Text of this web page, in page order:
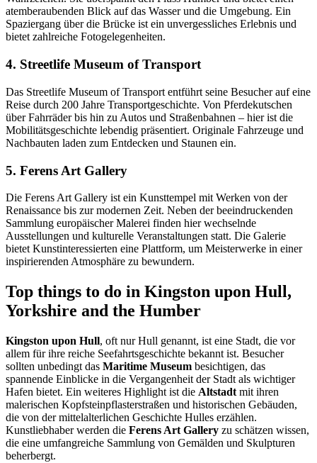
atemberaubenden Blick auf das Wasser und die Umgebung. Ein
Spaziergang über die Brücke ist ein unvergessliches Erlebnis und
bietet zahlreiche Fotogelegenheiten.
4. Streetlife Museum of Transport
Das Streetlife Museum of Transport entführt seine Besucher auf eine
Reise durch 200 Jahre Transportgeschichte. Von Pferdekutschen
über Fahrräder bis hin zu Autos und Straßenbahnen – hier ist die
Mobilitätsgeschichte lebendig präsentiert. Originale Fahrzeuge und
Nachbauten laden zum Entdecken und Staunen ein.
5. Ferens Art Gallery
Die Ferens Art Gallery ist ein Kunsttempel mit Werken von der
Renaissance bis zur modernen Zeit. Neben der beeindruckenden
Sammlung europäischer Malerei finden hier wechselnde
Ausstellungen und kulturelle Veranstaltungen statt. Die Galerie
bietet Kunstinteressierten eine Plattform, um Meisterwerke in einer
inspirierenden Atmosphäre zu bewundern.
Top things to do in Kingston upon Hull,
Yorkshire and the Humber
Kingston upon Hull, oft nur Hull genannt, ist eine Stadt, die vor
allem für ihre reiche Seefahrtsgeschichte bekannt ist. Besucher
sollten unbedingt das Maritime Museum besichtigen, das
spannende Einblicke in die Vergangenheit der Stadt als wichtiger
Hafen bietet. Ein weiteres Highlight ist die Altstadt mit ihren
malerischen Kopfsteinpflasterstraßen und historischen Gebäuden,
die von der mittelalterlichen Geschichte Hulles erzählen.
Kunstliebhaber werden die Ferens Art Gallery zu schätzen wissen,
die eine umfangreiche Sammlung von Gemälden und Skulpturen
beherbergt.